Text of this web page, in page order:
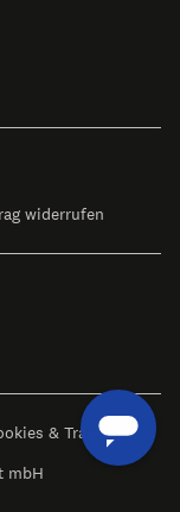
widerrufen
& Tracking
mbH